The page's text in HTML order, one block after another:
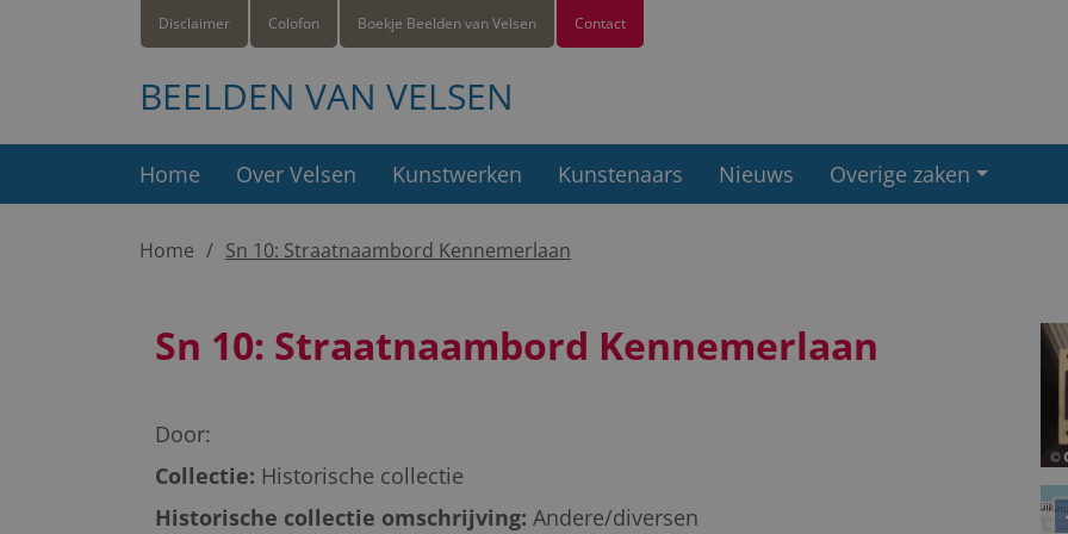
Contact
Boekje Beelden van Velsen
Colofon
Disclaimer
BEELDEN VAN VELSEN
Home Over Velsen Kunstwerken Kunstenaars Nieuws Overige zaken
Home Sn 10: Straatnaambord Kennemerlaan
Sn 10: Straatnaambord Kennemerlaan
Door:
Collectie: Historische collectie
Historische collectie omschrijving: Andere/diversen